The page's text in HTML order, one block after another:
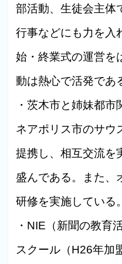
部活動、生徒会主体
行事などにも力を入
始・終業式の運営を
動は熱心で活発であ
・茨木市と姉妹都市
ネアポリス市のサウ
提携し、相互交流を
盛んである。また、
研修を実施している。
・NIE（新聞の教育
スクール（H26年加